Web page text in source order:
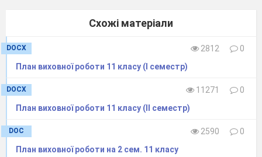
Схожі матеріали
DOCX 2812
0
План виховної роботи 11 класу (І семестр)
DOCX 11271
0
План виховної роботи 11 класу (ІІ семестр)
DOC 2590
0
План виховної роботи на 2 сем. 11 класу